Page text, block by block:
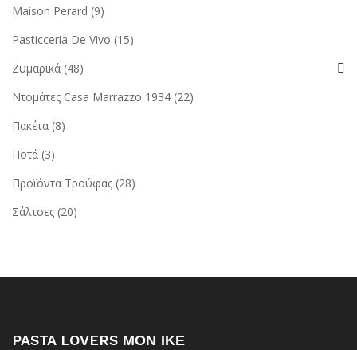
Maison Perard (9)
Pasticceria De Vivo (15)
Ζυμαρικά (48)
Ντομάτες Casa Marrazzo 1934 (22)
Πακέτα (8)
Ποτά (3)
Προϊόντα Τρούφας (28)
Σάλτσες (20)
PASTA LOVERS ΜΟΝ ΙΚΕ